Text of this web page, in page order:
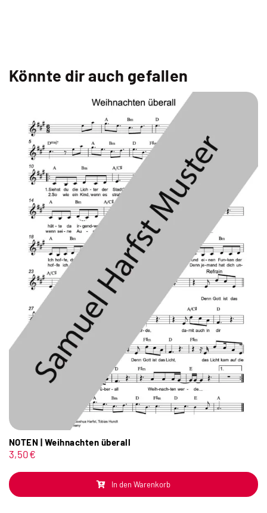
Könnte dir auch gefallen
NOTEN | Weihnachten überall
3,50€
In den Warenkorb